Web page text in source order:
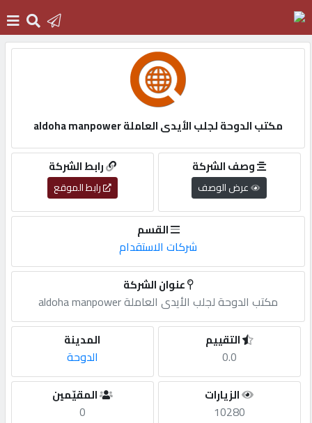
دخول
التسجيل
English
أضف
اعلانك
طلب
مكتب الدوحة لجلب الأيدى العاملة aldoha manpower
رابط الشركة
رابط الموقع
وصف الشركة
عرض الوصف
القسم
شركات الاستقدام
عنوان الشركة
مكتب الدوحة لجلب الأيدى العاملة aldoha manpower
المدينة
الدوحة
التقييم
0.0
المقيّمين
0
الزيارات
10280